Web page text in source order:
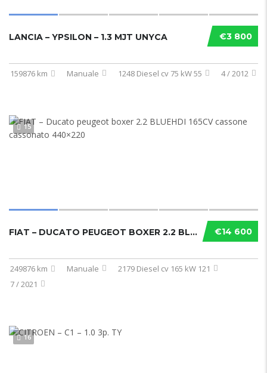
€3 800
LANCIA – YPSILON – 1.3 MJT UNYCA
159876 km Manuale 1248 Diesel cv 75 kW 55 4 / 2012
15
€14 600
FIAT – DUCATO PEUGEOT BOXER 2.2 BLUEHDI 165CV CASSONE CASSONATO 440×220
249876 km Manuale
2179 Diesel cv 165 kW 121
7 / 2021
16